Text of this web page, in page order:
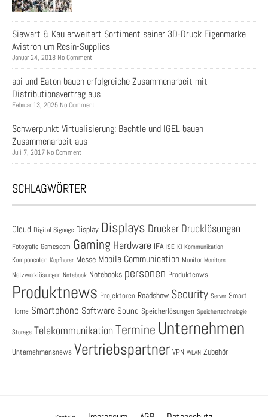
Siewert & Kau erweitert Sortiment seiner 3D-Druck Eigenmarke
Avistron um Resin-Supplies
Januar 24, 2018 No Comment
api und Eaton bauen erfolgreiche Zusammenarbeit mit
Distributionsvertrag aus
Februar 13, 2025 No Comment
Schwerpunkt Virtualisierung: Bechtle und IGEL bauen
Zusammenarbeit aus
Juli 7, 2017 No Comment
SCHLAGWÖRTER
Cloud Digital Signage Display Displays Drucker Drucklösungen
Fotografie Gamescom Gaming Hardware IFA ISE KI Kommunikation
Komponenten Kopfhörer Messe Mobile Communication Monitor Monitore
Netzwerklösungen Notebook Notebooks personen Produktenws
Produktnews Projektoren Roadshow Security Server Smart
Home Smartphone Software Sound Speicherlösungen Speichertechnologie
Storage Telekommunikation Termine Unternehmen
Unternehmensnews Vertriebspartner VPN WLAN Zubehör